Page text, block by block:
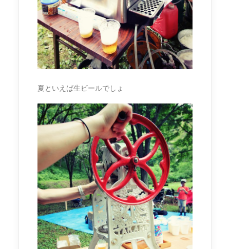
夏といえば生ビールでしょ